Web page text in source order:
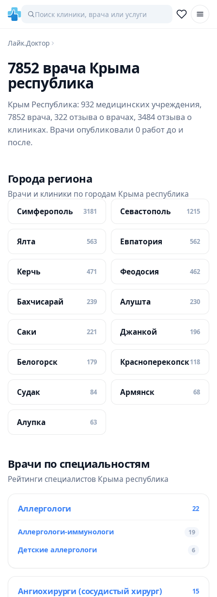
Лайк.Доктор
7852 врача Крыма
республика
Крым Республика: 932 медицинских учреждения,
7852 врача, 322 отзыва о врачах, 3484 отзыва о
клиниках. Врачи опубликовали 0 работ до и
после.
Города региона
Врачи и клиники по городам Крыма республика
Симферополь
3181 Севастополь 1215
Ялта 563 Евпатория 562
Керчь 471 Феодосия 462
Бахчисарай 239 Алушта 230
Саки 221 Джанкой 196
Белогорск 179 Красноперекопск118
Судак 84 Армянск 68
Алупка 63
Врачи по специальностям
Рейтинги специалистов Крыма республика
Аллергологи 22
Аллергологи-иммунологи 19
Детские аллергологи 6
Ангиохирурги (сосудистый хирург) 15